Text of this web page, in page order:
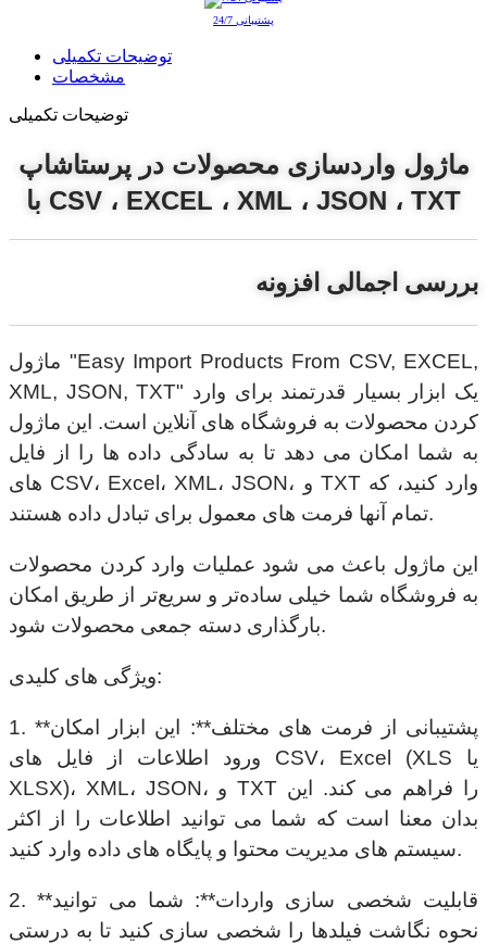
پشتیبانی 24/7
توضیحات تکمیلی
مشخصات
توضیحات تکمیلی
ماژول واردسازی محصولات در پرستاشاپ
با CSV ، EXCEL ، XML ، JSON ، TXT
بررسی اجمالی افزونه
ماژول "Easy Import Products From CSV, EXCEL,
XML, JSON, TXT" یک ابزار بسیار قدرتمند برای وارد
کردن محصولات به فروشگاه های آنلاین است. این ماژول
به شما امکان می دهد تا به سادگی داده ها را از فایل
های CSV، Excel، XML، JSON، و TXT وارد کنید، که
تمام آنها فرمت های معمول برای تبادل داده هستند.
این ماژول باعث می شود عملیات وارد کردن محصولات
به فروشگاه شما خیلی ساده‌تر و سریع‌تر از طریق امکان
بارگذاری دسته جمعی محصولات شود.
ویژگی های کلیدی:
1. **پشتیبانی از فرمت های مختلف**: این ابزار امکان
ورود اطلاعات از فایل های CSV، Excel (XLS یا
XLSX)، XML، JSON، و TXT را فراهم می کند. این
بدان معنا است که شما می توانید اطلاعات را از اکثر
سیستم های مدیریت محتوا و پایگاه های داده وارد کنید.
2. **قابلیت شخصی سازی واردات**: شما می توانید
نحوه نگاشت فیلدها را شخصی سازی کنید تا به درستی